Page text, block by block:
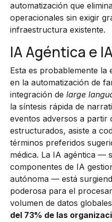
automatización que
operacionales sin exigir
infraestructura existente.
IA Agéntica e
Esta es probablemente la
en la automatización de
integración de large
la síntesis rápida de
eventos adversos a partir
estructurados, asiste a
términos preferidos
médica. La IA agéntica —
componentes de IA
autónoma — está
poderosa para el
volumen de datos
del 73% de las